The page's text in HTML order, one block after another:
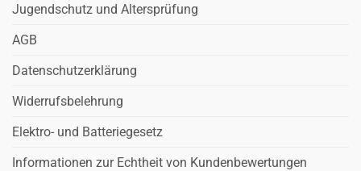
Jugendschutz und Altersprüfung
AGB
Datenschutzerklärung
Widerrufsbelehrung
Elektro- und Batteriegesetz
Informationen zur Echtheit von Kundenbewertungen